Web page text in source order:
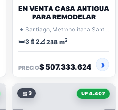
EN VENTA CASA ANTIGUA
PARA REMODELAR
⌖
Santiago, Metropolitana Santiago
🛏️3 🚿 2📐288 m2
PRECIO$ 507.333.624
▧3 UF 4.407